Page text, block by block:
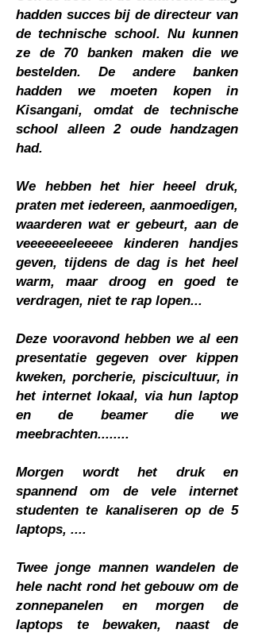
hadden succes bij de directeur van
de technische school. Nu kunnen
ze de 70 banken maken die we
bestelden. De andere banken
hadden we moeten kopen in
Kisangani, omdat de technische
school alleen 2 oude handzagen
had.
We hebben het hier heeel druk,
praten met iedereen, aanmoedigen,
waarderen wat er gebeurt, aan de
veeeeeeeleeeee kinderen handjes
geven, tijdens de dag is het heel
warm, maar droog en goed te
verdragen, niet te rap lopen...
Deze vooravond hebben we al een
presentatie gegeven over kippen
kweken, porcherie, piscicultuur, in
het internet lokaal, via hun laptop
en de beamer die we
meebrachten........
Morgen wordt het druk en
spannend om de vele internet
studenten te kanaliseren op de 5
laptops, ....
Twee jonge mannen wandelen de
hele nacht rond het gebouw om de
zonnepanelen en morgen de
laptops te bewaken, naast de